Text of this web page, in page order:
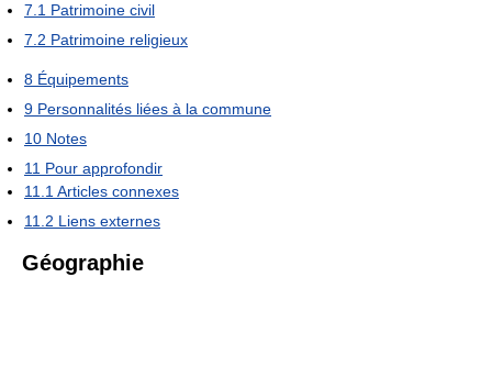
7.1 Patrimoine civil
7.2 Patrimoine religieux
8 Équipements
9 Personnalités liées à la commune
10 Notes
11 Pour approfondir
11.1 Articles connexes
11.2 Liens externes
Géographie